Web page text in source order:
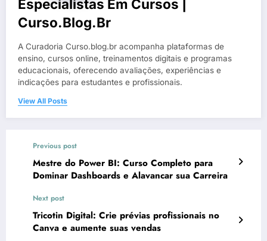
Especialistas Em Cursos |
Curso.blog.br
A Curadoria Curso.blog.br acompanha plataformas de
ensino, cursos online, treinamentos digitais e programas
educacionais, oferecendo avaliações, experiências e
indicações para estudantes e profissionais.
View All Posts
Previous post
Mestre do Power BI: Curso Completo para
Dominar Dashboards e Alavancar sua Carreira
Next post
Tricotin Digital: Crie prévias profissionais no
Canva e aumente suas vendas